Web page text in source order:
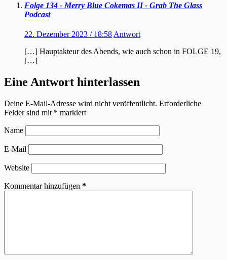
Folge 134 - Merry Blue Cokemas II - Grab The Glass
Podcast
22. Dezember 2023 / 18:58 Antwort
[…] Hauptakteur des Abends, wie auch schon in FOLGE 19,
[…]
Eine Antwort hinterlassen
Deine E-Mail-Adresse wird nicht veröffentlicht. Erforderliche
Felder sind mit * markiert
Name
E-Mail
Website
Kommentar hinzufügen *